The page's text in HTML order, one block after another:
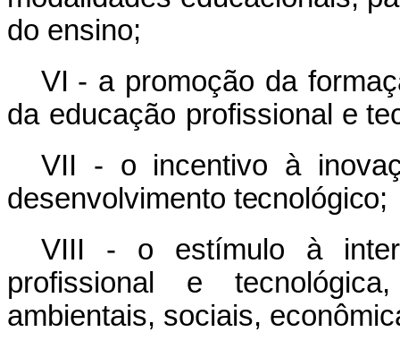
do ensino;
VI - a promoção da
da educação profissional e
VII - o incentivo à
desenvolvimento tecnológico;
VIII -
o estímulo à
profissional
e
tecnológica,
ambientais, sociais,